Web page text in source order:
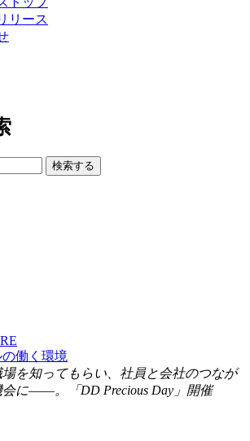
リース
検索する
働く環境
場を知ってもらい、社員と会社のつなが
会に――。「DD Precious Day」開催